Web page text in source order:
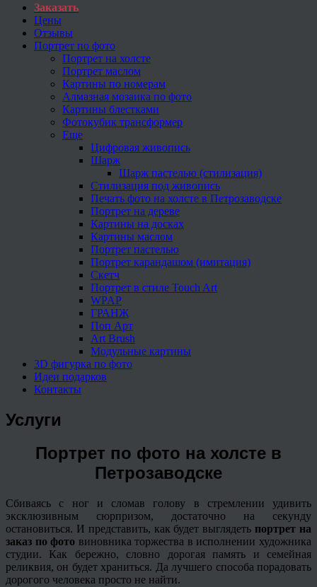
Заказать
Цены
Отзывы
Портрет по фото
Портрет на холсте
Портрет маслом
Картины по номерам
Алмазная мозаика по фото
Картины блестками
Фотокубик трансформер
Еще
Цифровая живопись
Шарж
Шарж пастелью (стилизация)
Стилизация под живопись
Печать фото на холсте в Петрозаводске
Портрет на дереве
Картины на досках
Картины маслом
Портрет пастелью
Портрет карандашом (имитация)
Скетч
Портрет в стиле Touch Art
WPAP
ГРАНЖ
Поп Арт
Art Brush
Модульные картины
3D фигурка по фото
Идеи подарков
Контакты
Услуги
Портрет по фото на холсте в
Петрозаводске
Сбиваясь с ног и сломав голову в стремлении удивить
эксклюзивным сюрпризом, достаточно на секунду
остановиться. И представить, как будет выглядеть портрет на
заказ по фото виновника торжества в исполнении художника
студии. Как бережно, словно дорогая память и семейная
реликвия, он будет храниться. Да лучшего способа порадовать
дорогого человека просто не найти.